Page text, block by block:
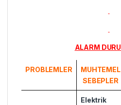
ALARM
PROBLEMLER
MUHTEMEL
SEBEPLER
Elektrik